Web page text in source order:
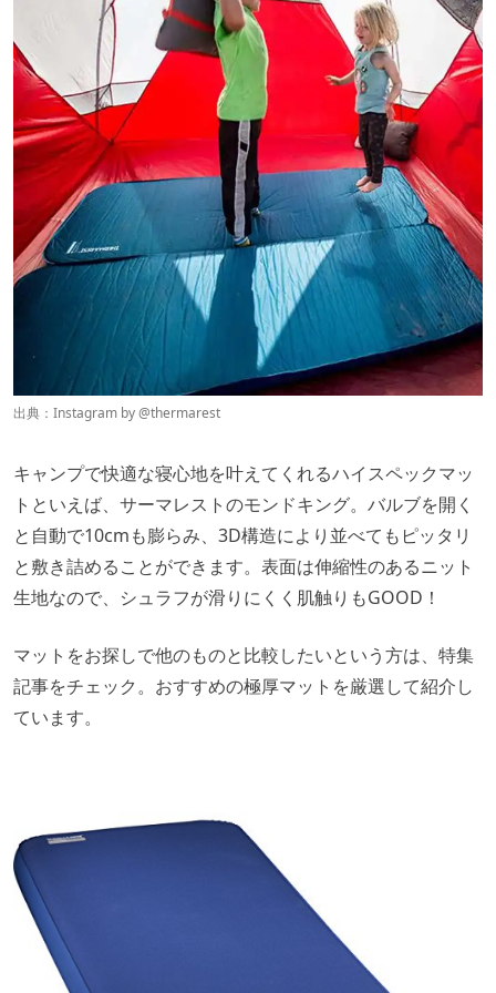
出典：Instagram by @thermarest
キャンプで快適な寝心地を叶えてくれるハイスペックマッ
トといえば、サーマレストのモンドキング。バルブを開く
と自動で10cmも膨らみ、3D構造により並べてもピッタリ
と敷き詰めることができます。表面は伸縮性のあるニット
生地なので、シュラフが滑りにくく肌触りもGOOD！
マットをお探しで他のものと比較したいという方は、特集
記事をチェック。おすすめの極厚マットを厳選して紹介し
ています。